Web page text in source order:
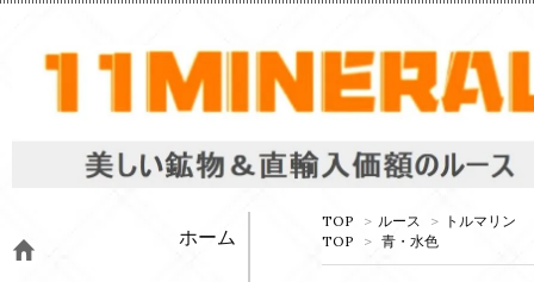
TOP > ルース > トルマリン
TOP
> 青・水色
ホーム